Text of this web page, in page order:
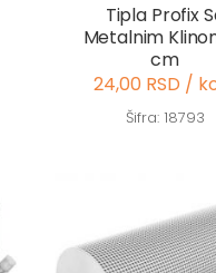
Tipla Profix
Metalnim
cm
24,00 RSD /
Šifra: 18793